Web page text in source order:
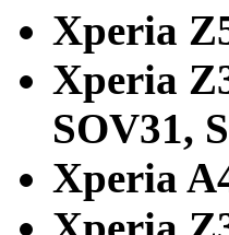
Xperia
Xperia
SOV31,
Xperia